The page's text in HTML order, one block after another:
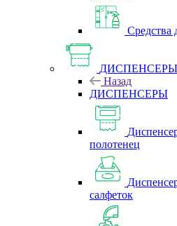
Средства
ДИСПЕНСЕРЫ
Назад
ДИСПЕНСЕРЫ
полотенец
салфеток